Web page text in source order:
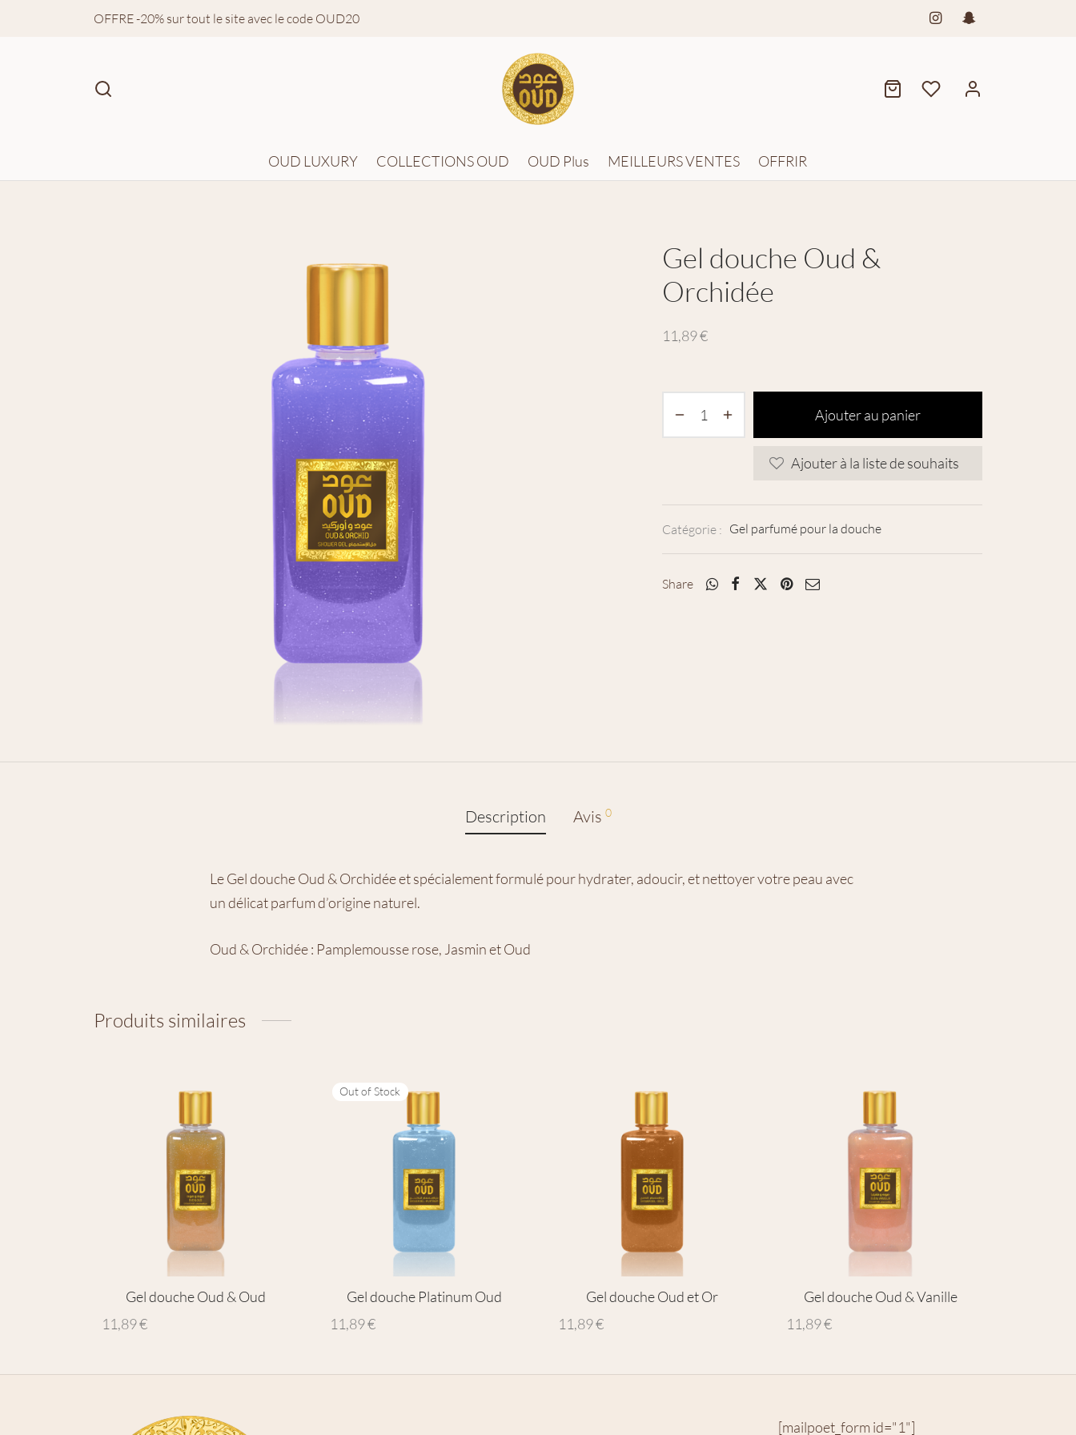
OFFRE -20% sur tout le site avec le code OUD20
OUD LUXURY COLLECTIONS OUD OUD Plus MEILLEURS VENTES OFFRIR
Gel douche Oud &
Orchidée
11,89€
Ajouter au panier
Ajouter à la liste de souhaits
Catégorie : Gel parfumé pour la douche
Share
Description Avis 0
Le Gel douche Oud & Orchidée et spécialement formulé pour hydrater, adoucir, et nettoyer votre peau avec
un délicat parfum d’origine naturel.
Oud & Orchidée : Pamplemousse rose, Jasmin et Oud
Produits similaires
Gel douche Oud & Oud
11,89€
Out of Stock
Gel douche Platinum Oud
11,89€
Gel douche Oud et Or
11,89€
Gel douche Oud & Vanille
11,89€
[mailpoet_form id="1"]